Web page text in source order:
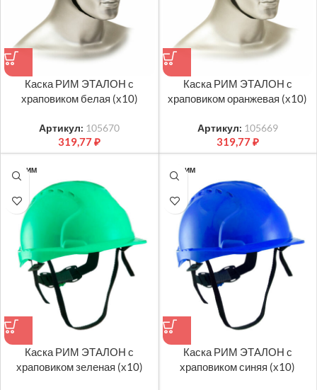
Каска РИМ ЭТАЛОН с
храповиком белая (х10)
Артикул: 105670
319,77₽
Каска РИМ ЭТАЛОН с
храповиком оранжевая (х10)
Артикул: 105669
319,77₽
ТК РИМ
Каска РИМ ЭТАЛОН с
храповиком зеленая (х10)
ТК РИМ
Каска РИМ ЭТАЛОН с
храповиком синяя (х10)